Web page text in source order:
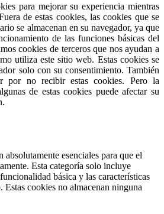
para mejorar su experiencia mientras
de estas cookies, las cookies que se
se almacenan en su navegador, ya que
de las funciones básicas del
cookies de terceros que nos ayudan a
utiliza este sitio web. Estas cookies se
solo con su consentimiento. También
por no recibir estas cookies. Pero la
de estas cookies puede afectar su
absolutamente esenciales para que el
Esta categoría solo incluye
básica y las características
Estas cookies no almacenan ninguna